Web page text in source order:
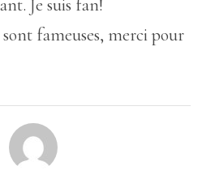
Je suis fan!
fameuses, merci pour